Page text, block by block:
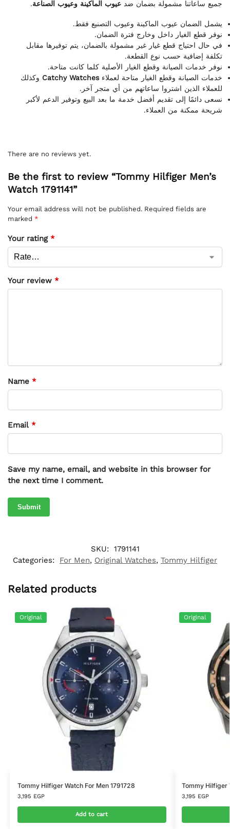
جميع ساعاتنا مشمولة بضمان ضد عيوب الماكينة وعيوب الصناعة.
يشمل الضمان عيوب الماكينة وعيوب التصنيع فقط.
نوفر قطع الغيار داخل وخارج فترة الضمان.
في حال احتياج قطع غيار غير مشمولة بالضمان، يتم توفيرها مقابل
تكلفة إضافية حسب نوع القطعة.
نوفر خدمات الصيانة وقطع الغيار الأصلية كلما كانت متاحة.
خدمات الصيانة وقطع الغيار متاحة لعملاءCatchy Watches وكذلك
للعملاء الذين اشتروا ساعاتهم من أي متجر آخر.
نسعى دائمًا إلى تقديم أفضل خدمة ما بعد البيع وتوفير الدعم لأكبر
شريحة ممكنة من العملاء.
There are no reviews yet.
Be the first to review “Tommy Hilfiger Men’s
Watch 1791141”
Your email address will not be published. Required fields are
marked *
Your rating *
Your review *
Name *
Email *
Save my name, email, and website in this browser for
the next time I comment.
SKU: 1791141
Categories:
For Men, Original Watches, Tommy Hilfiger
Related products
Original
Tommy Hilfiger Watch For Men 1791728
3,195 EGP
Add to cart
Original
Tommy Hilfiger
3,195 EGP